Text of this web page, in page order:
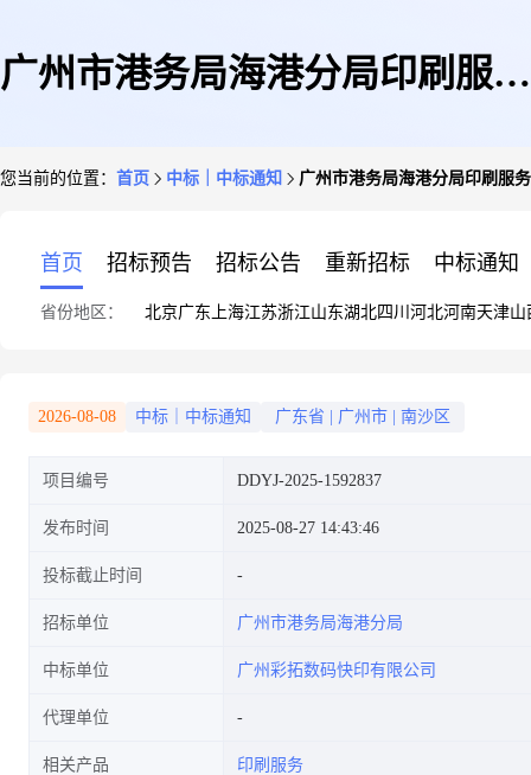
广州市港务局海港分局印刷服务
您当前的位置： 首页 中标｜中标通知 广州市港务局海港分局印刷服
首页 招标预告 招标公告 重新招标 中标通知
省份地区： 北京广东 上海江苏浙江山东湖北四川 河北河南天津山
2026-08-08 中标｜中标通知 广东省 广州市 南沙区
项目编号 DDYJ-2025-1592837
发布时间 2025-08-27 14:43:46
投标截止时间
招标单位 广州市港务局海港分局
中标单位 广州彩拓数码快印有限公司
代理单位
相关产品 印刷服务